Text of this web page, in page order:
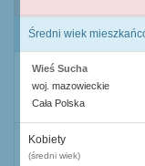
Średni wiek
Wieś Sucha
woj. mazowieckie
Cała Polska
Kobiety
(średni wiek)